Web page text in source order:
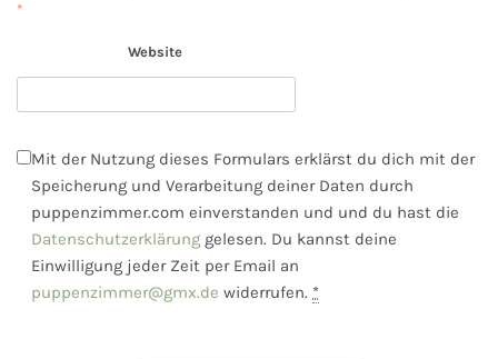
*
Website
Mit der Nutzung dieses Formulars erklärst du dich mit der
Speicherung und Verarbeitung deiner Daten durch
puppenzimmer.com einverstanden und und du hast die
Datenschutzerklärung gelesen. Du kannst deine
Einwilligung jeder Zeit per Email an
puppenzimmer@gmx.de widerrufen. *